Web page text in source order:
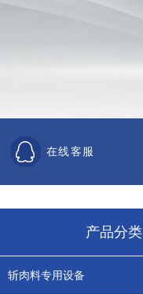
在线客服
产品分类
斩肉料专用设备